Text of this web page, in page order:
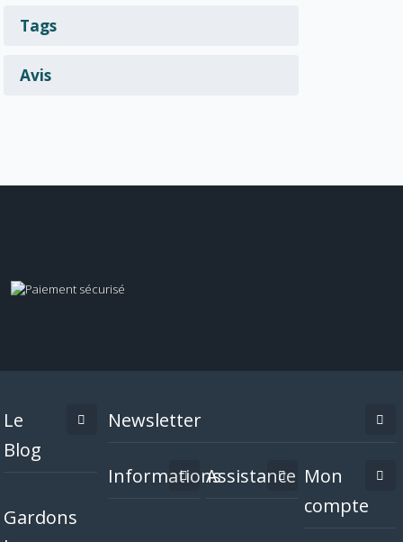
Tags
Avis
Le
Blog
Gardons
Newsletter
InformationsAssistance Mon
compte